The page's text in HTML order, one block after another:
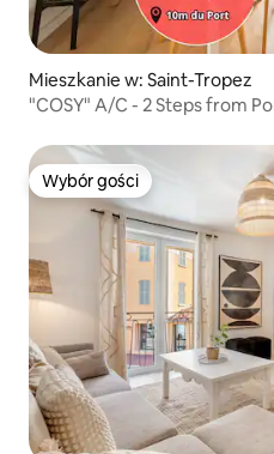
Mieszkanie w: Saint-Tropez
"COSY" A/C - 2 Steps from
Wybór gości
Wybór gości